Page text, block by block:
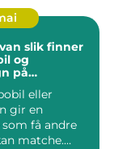
og
på
eller
gir en
få andre
matche.